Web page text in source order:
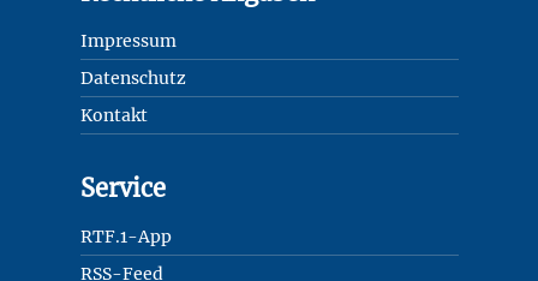
Impressum
Datenschutz
Kontakt
Service
RTF.1-App
RSS-Feed